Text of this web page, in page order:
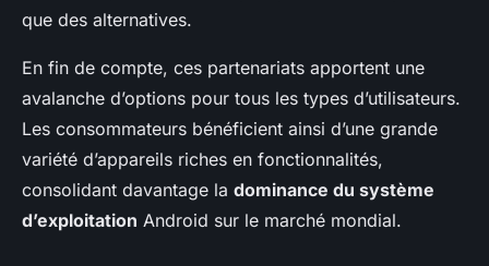
que des alternatives.
En fin de compte, ces partenariats apportent une
avalanche d’options pour tous les types d’utilisateurs.
Les consommateurs bénéficient ainsi d’une grande
variété d’appareils riches en fonctionnalités,
consolidant davantage la dominance du système
d’exploitation Android sur le marché mondial.